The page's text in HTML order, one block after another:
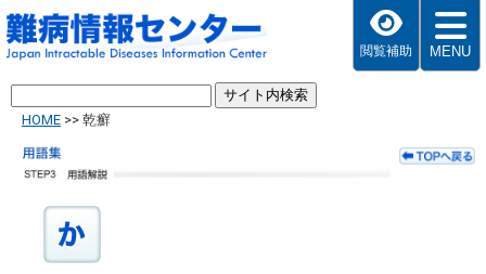
閲覧補助 MENU
HOME >> 乾癬